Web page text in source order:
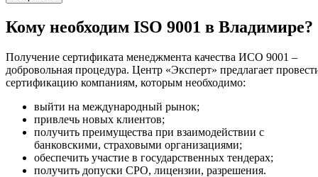
Кому необходим ISO 9001 в Владимире?
Получение сертификата менеджмента качества ИСО 9001 –
добровольная процедура. Центр «Эксперт» предлагает
сертификацию компаниям, которым необходимо:
выйти на международный рынок;
привлечь новых клиентов;
получить преимущества при взаимодействии с
банковскими, страховыми организациями;
обеспечить участие в государственных тендерах;
получить допуски СРО, лицензии, разрешения.